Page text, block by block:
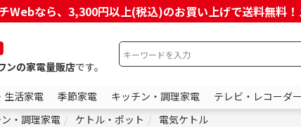
Webなら、3,300円以上(税込)のお買い上げで送料無料
ンの家電量販店です。
生活家電 季節家電 キッチン・調理家電 テレビ・レコーダー
・調理家電 ケトル・ポット 電気ケトル